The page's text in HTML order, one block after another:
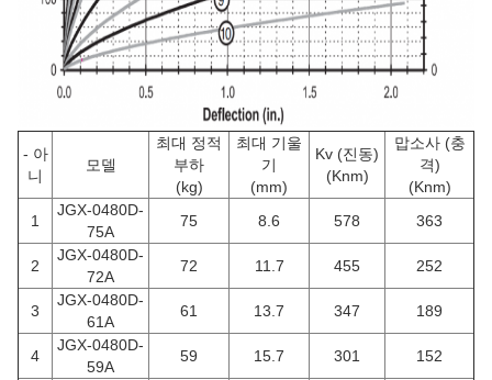
- 아
니
모델
최대 정적
부하
(kg)
최대 기울
기
(mm)
Kv (진동)
(Knm)
맙소사 (충
격)
(Knm)
1
JGX-0480D-
75A
75 8.6 578 363
2
JGX-0480D-
72A
72 11.7 455 252
3
JGX-0480D-
61A
61 13.7 347 189
4
JGX-0480D-
59A
59 15.7 301 152